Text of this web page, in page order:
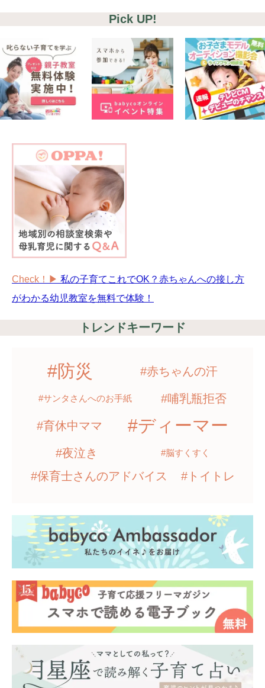
Pick UP!
Check！▶︎ 私の子育てこれでOK？赤ちゃんへの接し方
がわかる幼児教室を無料で体験！
トレンドキーワード
#防災 #赤ちゃんの汗
#サンタさんへのお手紙 #哺乳瓶拒否
#育休中ママ #ディーマー
#夜泣き #脳すくすく
#保育士さんのアドバイス #トイトレ